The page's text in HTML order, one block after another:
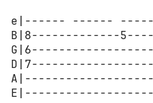
e|------ ------
B|8-------------